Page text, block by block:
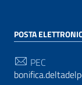
POSTA
PEC